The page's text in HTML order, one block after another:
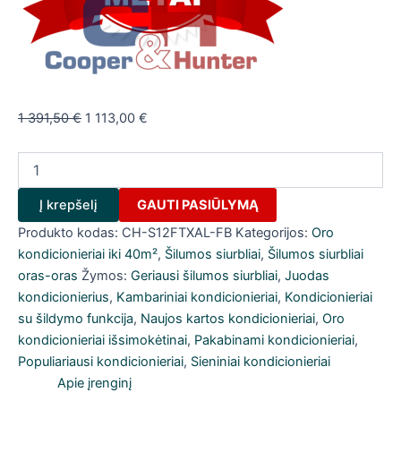
1 391,50€ Original
391,50 €.
1 113,00 €
113,00 €.
kiekis:
Oro
kondicionierius/
šilumos
siurblys
Cooper&Hunter
SUPREME
CONTINENTAL
Full
black
CH-
S12FTXAL-
Į krepšelį
GAUTI PASIŪLYMĄ
Produkto kodas: CH-S12FTXAL-FB Kategorijos: Oro
kondicionieriai iki 40m², Šilumos siurbliai, Šilumos siurbliai
oras-oras Žymos: Geriausi šilumos siurbliai, Juodas
kondicionierius, Kambariniai kondicionieriai, Kondicionieriai
su šildymo funkcija, Naujos kartos kondicionieriai, Oro
kondicionieriai išsimokėtinai, Pakabinami kondicionieriai,
Populiariausi kondicionieriai, Sieniniai kondicionieriai
Apie įrenginį